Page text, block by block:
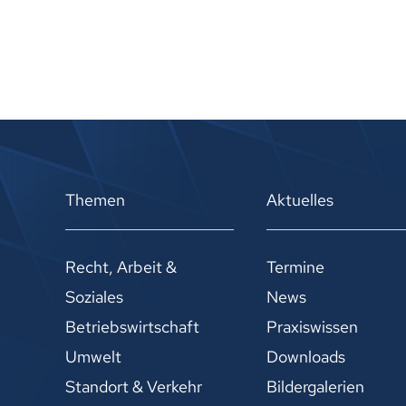
Themen
Recht, Arbeit &
Soziales
Betriebswirtschaft
Umwelt
Standort & Verkehr
Aktuelles
Termine
News
Praxiswissen
Downloads
Bildergalerien